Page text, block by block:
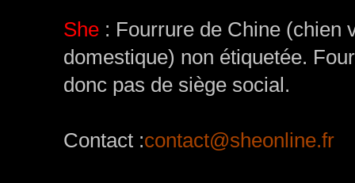
She : Fourrure de Chine (chien
domestique) non étiquetée.
donc pas de siège social.
Contact :contact@sheonline.fr